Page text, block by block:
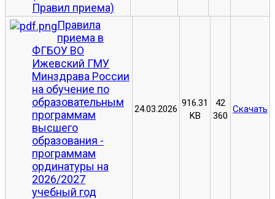
Правил приема)
Правила
приема в
ФГБОУ ВО
Ижевский ГМУ
Минздрава России
на обучение по
образовательным
программам
высшего
образования -
программам
ординатуры на
2026/2027
учебный год
24.03.2026
916.31
KB
42
360
Скачать